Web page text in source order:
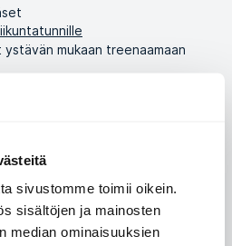
sivustomme toimii oikein.
sisältöjen ja mainosten
median ominaisuuksien
mukaan treenaamaan
% alennusta ELIXIA Shopin
tai 500 keskuksissa tehtyä
ryhmäliikuntatunnille
käyntikerraksi